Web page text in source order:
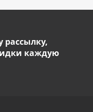
каждую